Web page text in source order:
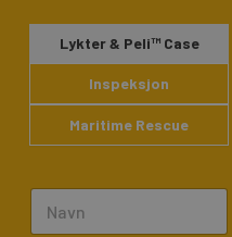
Lykter & Peli™ Case
Inspeksjon
Maritime Rescue
a